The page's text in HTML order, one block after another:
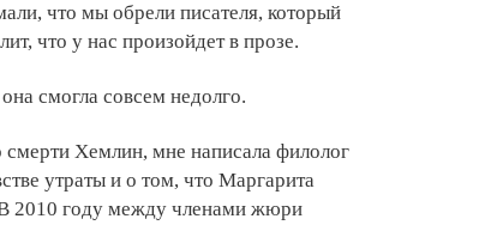
что мы обрели писателя, который
что у нас произойдет в прозе.
смогла совсем недолго.
смерти Хемлин, мне написала филолог
утраты и о том, что Маргарита
2010 году между членами жюри